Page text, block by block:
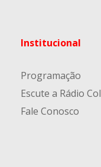
Institucional
Programação
Escute a Rádio
Fale Conosco